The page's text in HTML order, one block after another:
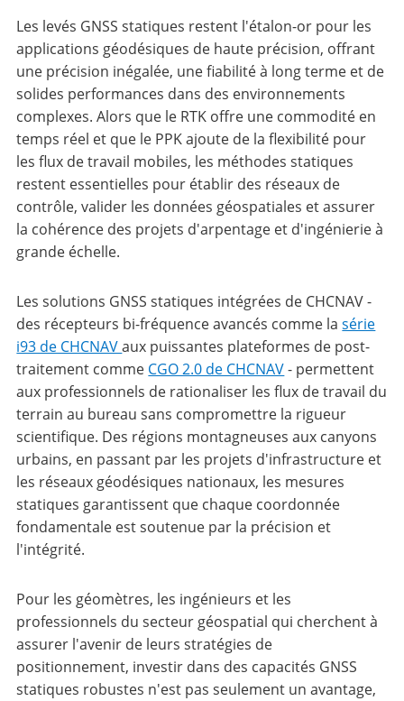
Les levés GNSS statiques restent l'étalon-or pour les
applications géodésiques de haute précision, offrant
une précision inégalée, une fiabilité à long terme et de
solides performances dans des environnements
complexes. Alors que le RTK offre une commodité en
temps réel et que le PPK ajoute de la flexibilité pour
les flux de travail mobiles, les méthodes statiques
restent essentielles pour établir des réseaux de
contrôle, valider les données géospatiales et assurer
la cohérence des projets d'arpentage et d'ingénierie à
grande échelle.
Les solutions GNSS statiques intégrées de CHCNAV -
des récepteurs bi-fréquence avancés comme lasérie
i93 de CHCNAVaux puissantes plateformes de post-
traitement comme CGO 2.0 de CHCNAV- permettent
aux professionnels de rationaliser les flux de travail du
terrain au bureau sans compromettre la rigueur
scientifique. Des régions montagneuses aux canyons
urbains, en passant par les projets d'infrastructure et
les réseaux géodésiques nationaux, les mesures
statiques garantissent que chaque coordonnée
fondamentale est soutenue par la précision et
l'intégrité.
Pour les géomètres, les ingénieurs et les
professionnels du secteur géospatial qui cherchent à
assurer l'avenir de leurs stratégies de
positionnement, investir dans des capacités GNSS
statiques robustes n'est pas seulement un avantage,